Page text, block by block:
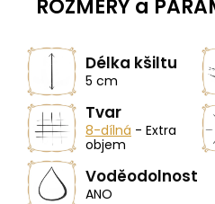
ROZMĚRY a
Délka kšiltu
5 cm
Tvar
8-dílná - Extra
objem
Voděodolnost
ANO